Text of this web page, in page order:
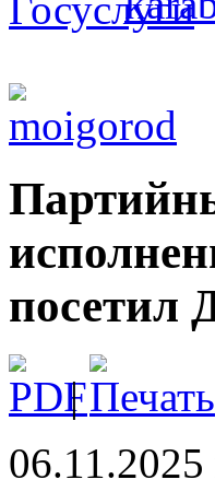
посетил
|
06.11.2025